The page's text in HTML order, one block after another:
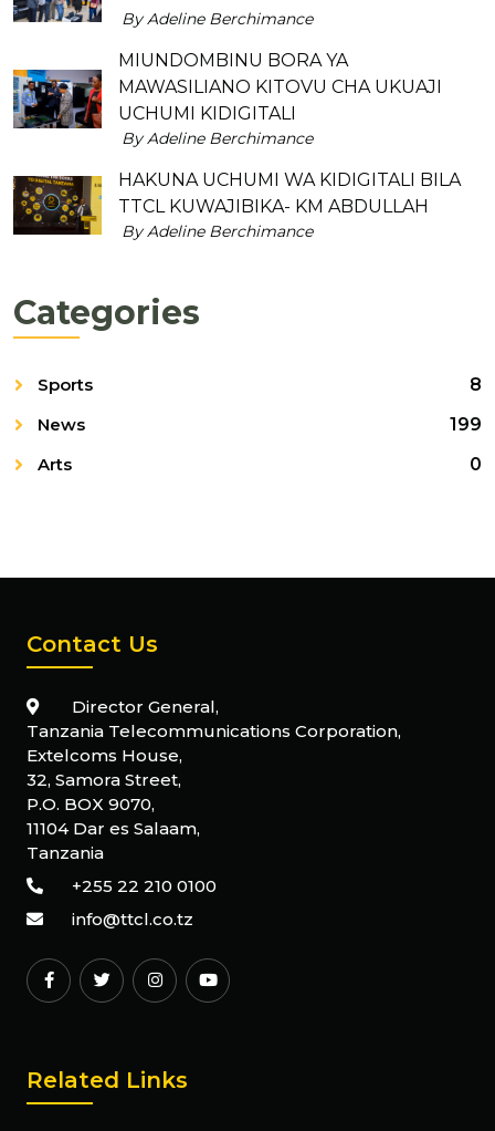
By Adeline Berchimance
MIUNDOMBINU BORA YA
MAWASILIANO KITOVU CHA UKUAJI
UCHUMI KIDIGITALI
By Adeline Berchimance
HAKUNA UCHUMI WA KIDIGITALI BILA
TTCL KUWAJIBIKA- KM ABDULLAH
By Adeline Berchimance
Categories
Sports
8
News
199
Arts
0
Contact Us
Director General,
Tanzania Telecommunications Corporation,
Extelcoms House,
32, Samora Street,
P.O. BOX 9070,
11104 Dar es Salaam,
Tanzania
+255 22 210 0100
info@ttcl.co.tz
Related Links